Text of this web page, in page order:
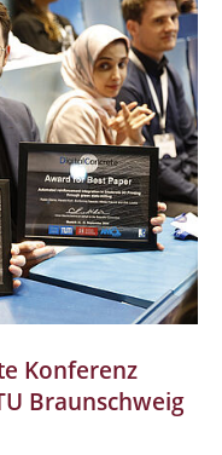
Konferenz
Braunschweig